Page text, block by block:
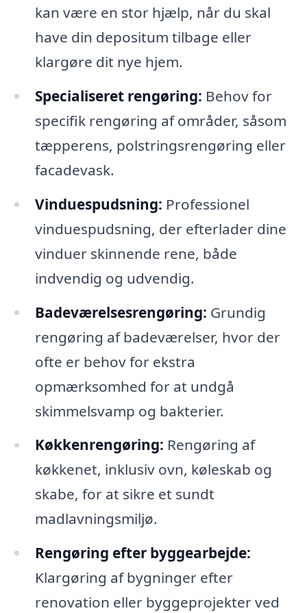
kan være en stor hjælp, når du skal
have din depositum tilbage eller
klargøre dit nye hjem.
Specialiseret rengøring: Behov for
specifik rengøring af områder, såsom
tæpperens, polstringsrengøring eller
facadevask.
Vinduespudsning: Professionel
vinduespudsning, der efterlader dine
vinduer skinnende rene, både
indvendig og udvendig.
Badeværelsesrengøring: Grundig
rengøring af badeværelser, hvor der
ofte er behov for ekstra
opmærksomhed for at undgå
skimmelsvamp og bakterier.
Køkkenrengøring: Rengøring af
køkkenet, inklusiv ovn, køleskab og
skabe, for at sikre et sundt
madlavningsmiljø.
Rengøring efter byggearbejde:
Klargøring af bygninger efter
renovation eller byggeprojekter ved